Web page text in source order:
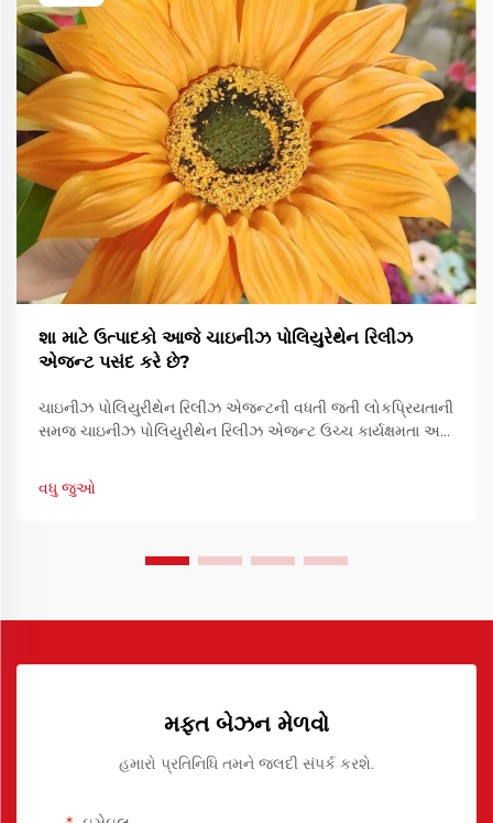
શા માટે ઉત્પાદકો આજે ચાઇનીઝ પોલિયુરેથેન રિલીઝ
એજન્ટ પસંદ કરે છે?
ચાઇનીઝ પોલિયુરીથેન રિલીઝ એજન્ટની વધતી જતી લોકપ્રિયતાની
સમજ ચાઇનીઝ પોલિયુરીથેન રિલીઝ એજન્ટ ઉચ્ચ કાર્યક્ષમતા અને
વધુને વધુ પસંદ કરવામાં આવી રહ્યો છે. કારણ કે ઉદ્યોગોમાં...
વધુ જુઓ
મફત બેઝન મેળવો
હમારો પ્રતિનિધિ તમને જલદી સંપર્ક કરશે.